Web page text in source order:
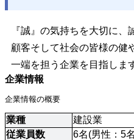
『誠』の気持ちを大切に、
顧客そして社会の皆様の健
一端を担う企業を目指しま
企業情報
企業情報の概要
業種
建設業
従業員数
6名(男性：5